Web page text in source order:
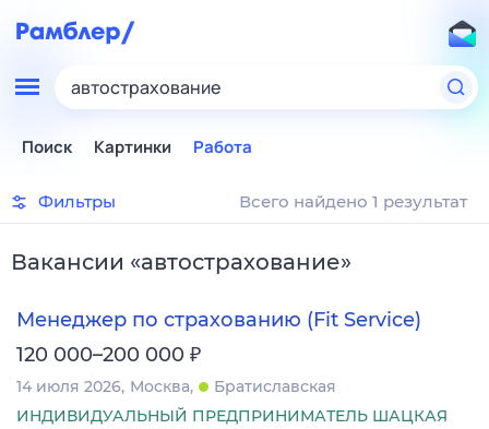
автострахование
Поиск Картинки Работа
Фильтры Всего найдено 1 результат
Вакансии «автострахование»
Менеджер по страхованию (Fit Service)
120 000–200 000 ₽
14 июля 2026 Москва
Братиславская
ИНДИВИДУАЛЬНЫЙ ПРЕДПРИНИМАТЕЛЬ ШАЦКАЯ